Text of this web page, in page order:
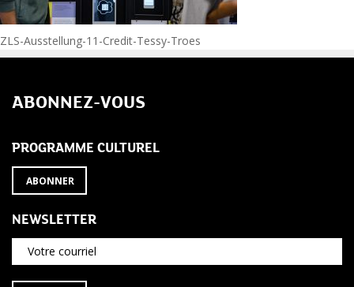
Navigation
l’article
ZLS-Ausstellung-11-Credit-Tessy-Troes
ABONNEZ-VOUS
PROGRAMME CULTUREL
ABONNER
NEWSLETTER
Votre courriel